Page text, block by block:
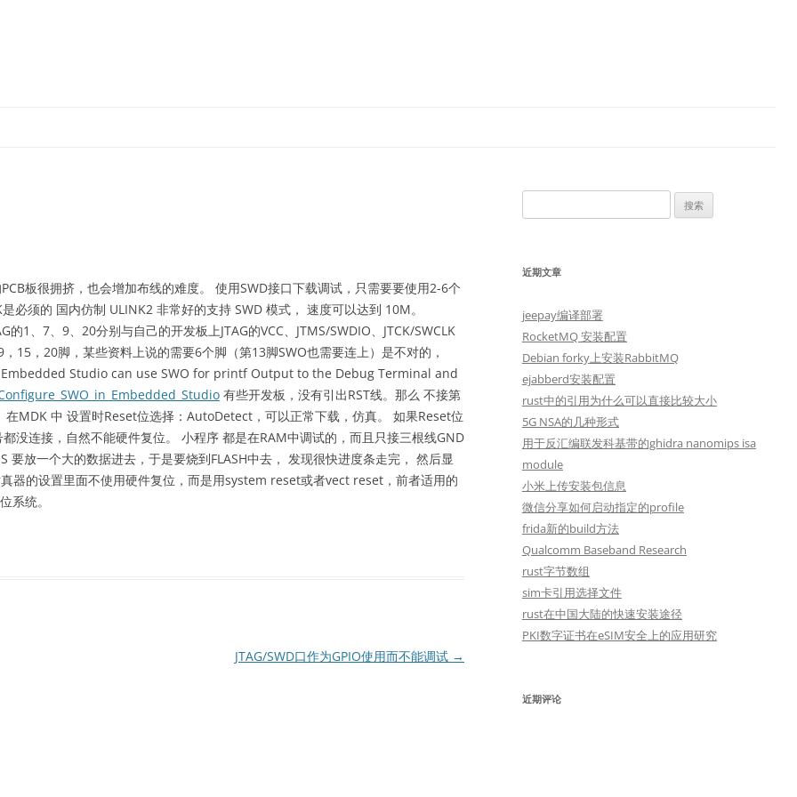
板很拥挤，也会增加布线的难度。 使用SWD接口下载调试，只需要要使用2-6个
必须的 国内仿制 ULINK2 非常好的支持 SWD 模式， 速度可以达到 10M。
1、7、9、20分别与自己的开发板上JTAG的VCC、JTMS/SWDIO、JTCK/SWCLK
15，20脚，某些资料上说的需要6个脚（第13脚SWO也需要连上）是不对的，
Embedded Studio can use SWO for printf Output to the Debug Terminal and
有些开发板，没有引出RST线。那么 不接第
在MDK 中 设置时Reset位选择：AutoDetect，可以正常下载，仿真。 如果Reset位
没连接，自然不能硬件复位。 小程序 都是在RAM中调试的，而且只接三根线GND
放一个大的数据进去，于是要烧到FLASH中去， 发现很快进度条走完， 然后显
器的设置里面不使用硬件复位，而是用system reset或者vect reset，前者适用的
系统。
JTAG/SWD口作为GPIO使用而不能调试 →
索：
近期文章
jeepay编译部署
RocketMQ 安装配置
Debian forky上安装RabbitMQ
ejabberd安装配置
rust中的引用为什么可以直接比较大小
5G NSA的几种形式
用于反汇编联发科基带的ghidra nanomips isa
module
小米上传安装包信息
微信分享如何启动指定的profile
frida新的build方法
Qualcomm Baseband Research
rust字节数组
sim卡引用选择文件
rust在中国大陆的快速安装途径
PKI数字证书在eSIM安全上的应用研究
近期评论